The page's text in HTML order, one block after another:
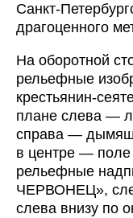
Санкт-
драгоценного
На оборотной
рельефные
крестьянин-
плане слева —
справа —
в центре — поле
рельефные
ЧЕРВОНЕЦ»,
слева внизу по